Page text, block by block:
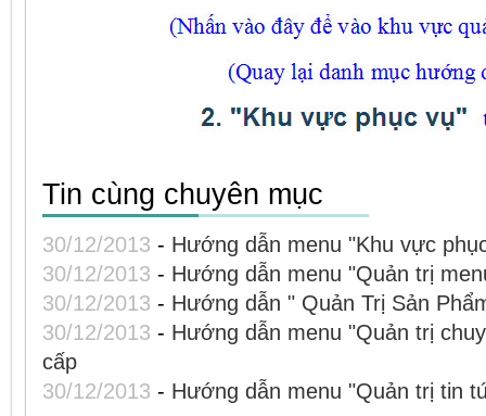
Tin cùng chuyên mục
30/12/2013 - Hướng dẫn menu "Khu vực
30/12/2013 - Hướng dẫn menu "Quản trị
30/12/2013 - Hướng dẫn " Quản Trị Sản
30/12/2013 - Hướng dẫn menu "Quản trị
cấp
30/12/2013 - Hướng dẫn menu "Quản trị tin